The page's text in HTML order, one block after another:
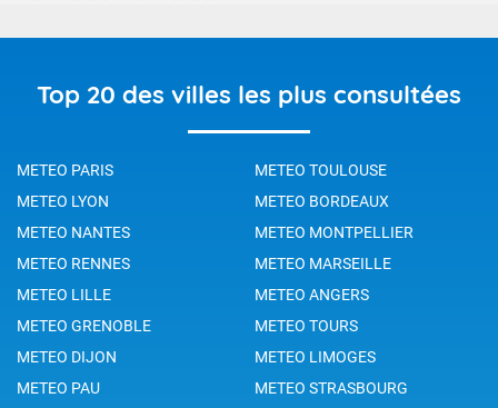
Top 20 des villes les plus consultées
METEO PARIS
METEO TOULOUSE
METEO LYON
METEO BORDEAUX
METEO NANTES
METEO MONTPELLIER
METEO RENNES
METEO MARSEILLE
METEO LILLE
METEO ANGERS
METEO GRENOBLE
METEO TOURS
METEO DIJON
METEO LIMOGES
METEO PAU
METEO STRASBOURG